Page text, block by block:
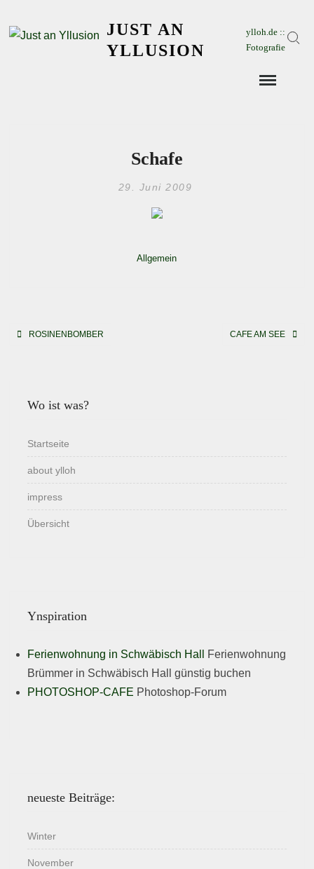
JUST AN
YLLUSION
ylloh.de ::
Fotografie
Schafe
29. Juni 2009
Allgemein
Beitragsnavigation
ROSINENBOMBER CAFE AM SEE
Wo ist was?
Startseite
about ylloh
impress
Übersicht
Ynspiration
Ferienwohnung in Schwäbisch Hall
Ferienwohnung
Brümmer in Schwäbisch Hall günstig buchen
PHOTOSHOP-CAFE Photoshop-Forum
neueste Beiträge:
Winter
November